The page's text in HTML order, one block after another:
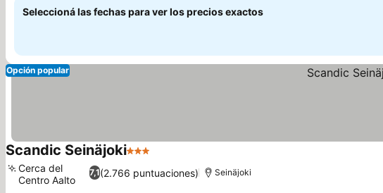
Seleccioná las fechas para ver los precios exactos
Opción popular
Scandic Seinäjoki3 Estrellas
7,1(2.766 puntuaciones)
Cerca del
Centro Aalto
Seinäjoki